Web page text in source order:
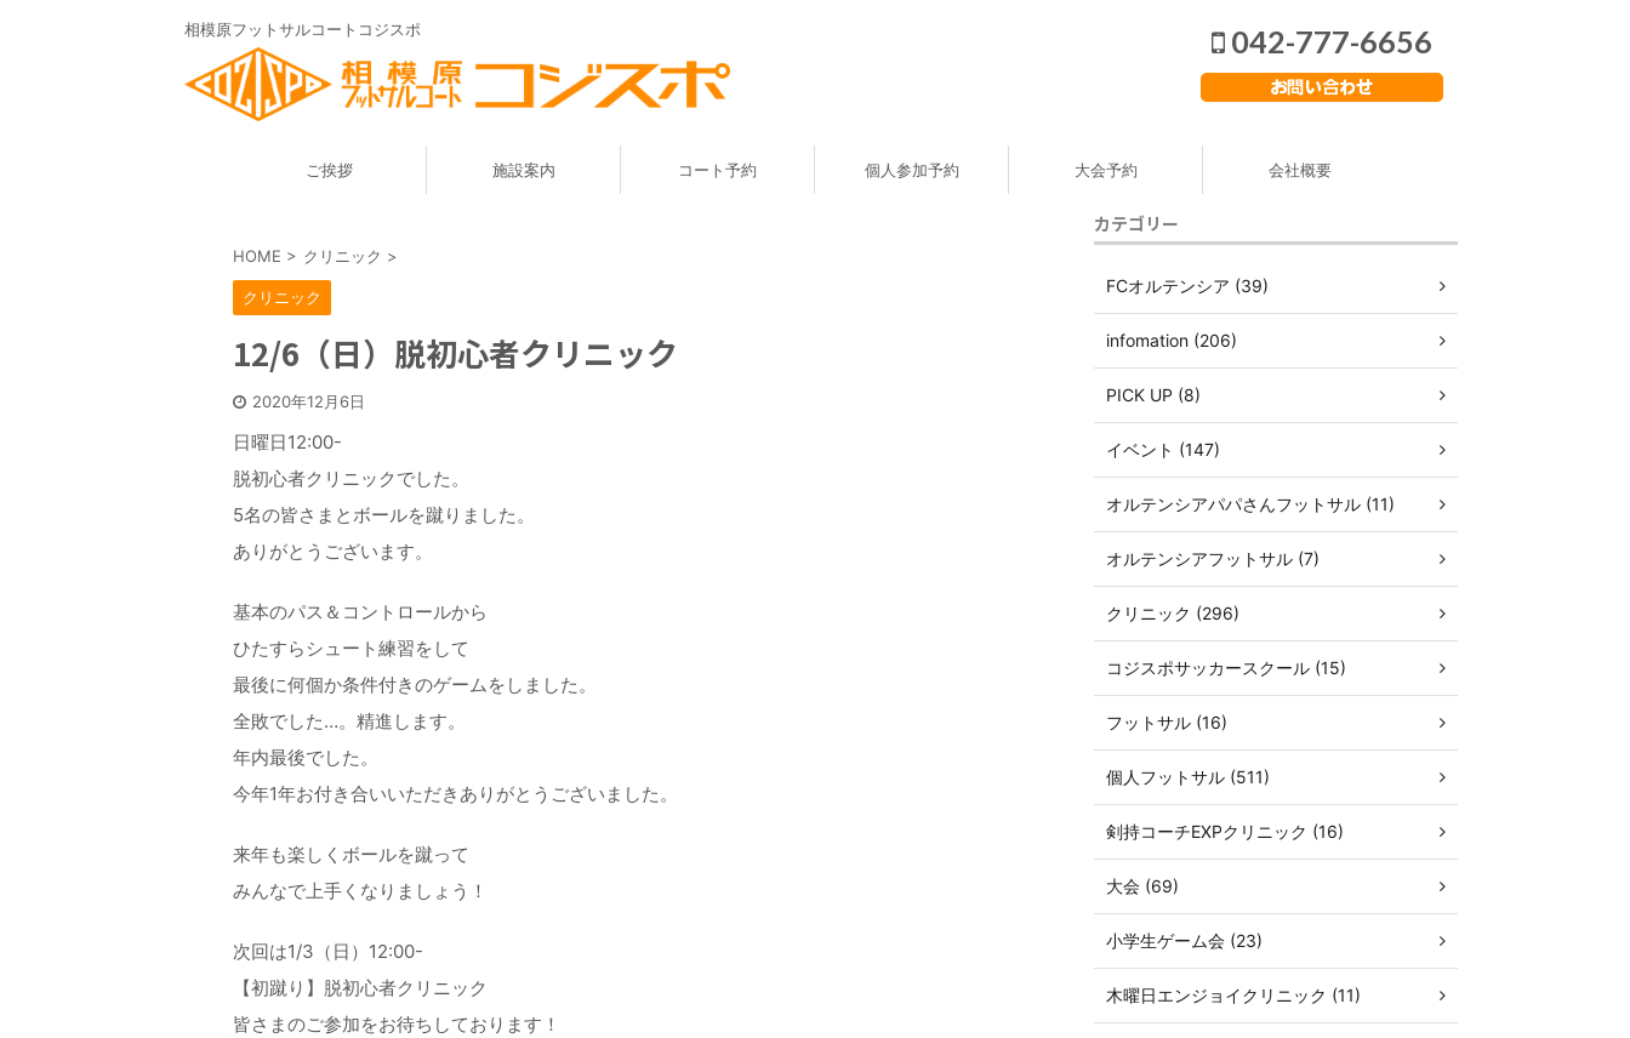
相模原フットサルコートコジスポ 042-777-6656
ご挨拶 施設案内 コート予約 個人参加予約 大会予約 会社概要
HOME > クリニック >
クリニック
12/6（日）脱初心者クリニック
2020年12月6日
日曜日12:00-
脱初心者クリニックでした。
5名の皆さまとボールを蹴りました。
ありがとうございます。
基本のパス＆コントロールから
ひたすらシュート練習をして
最後に何個か条件付きのゲームをしました。
全敗でした…。精進します。
年内最後でした。
今年1年お付き合いいただきありがとうございました。
来年も楽しくボールを蹴って
みんなで上手くなりましょう！
次回は1/3（日）12:00-
【初蹴り】脱初心者クリニック
皆さまのご参加をお待ちしております！
カテゴリー
FCオルテンシア (39)
infomation (206)
PICK UP (8)
イベント (147)
オルテンシアパパさんフットサル (11)
オルテンシアフットサル (7)
クリニック (296)
コジスポサッカースクール (15)
フットサル (16)
個人フットサル (511)
剣持コーチEXPクリニック (16)
大会 (69)
小学生ゲーム会 (23)
木曜日エンジョイクリニック (11)